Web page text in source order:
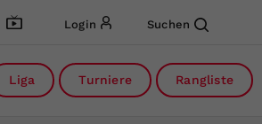
Login Suchen
Liga Turniere Rangliste